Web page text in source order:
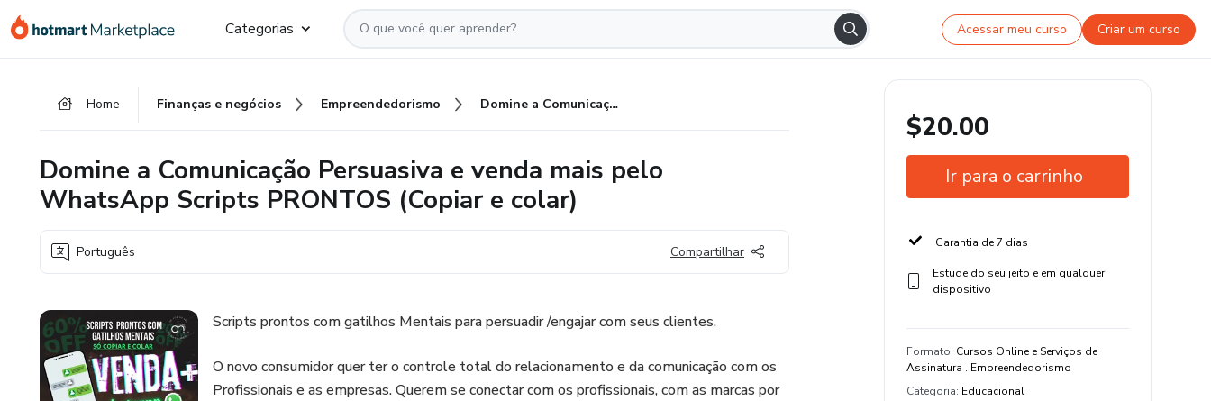
para
para
para
Categorias Acessar meu curso Criar um curso
Home Finanças e negócios Empreendedorismo Domine a Comunicação Persuasiva e venda mais pelo WhatsApp Scripts PRONTOS (Copiar e colar)
Domine a Comunicação Persuasiva e venda mais pelo
WhatsApp Scripts PRONTOS (Copiar e colar)
Português Compartilhar
Scripts prontos com gatilhos Mentais para persuadir /engajar com seus clientes.
O novo consumidor quer ter o controle total do relacionamento e da comunicação com os
Profissionais e as empresas. Querem se conectar com os profissionais, com as marcas por
$20.00
Ir para o carrinho
Garantia de 7 dias
Estude do seu jeito e em qualquer
dispositivo
Formato: Cursos Online e Serviços de
Assinatura . Empreendedorismo
Categoria: Educacional